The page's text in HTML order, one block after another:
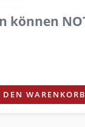
können
WARENKORB